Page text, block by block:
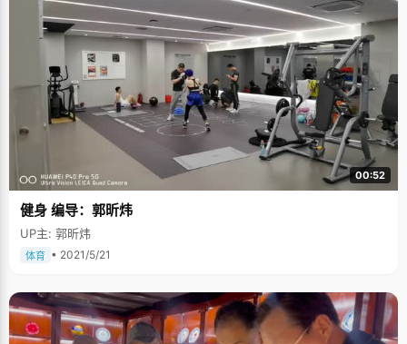
00:52
健身 编导：郭昕炜
UP主: 郭昕炜
体育 • 2021/5/21